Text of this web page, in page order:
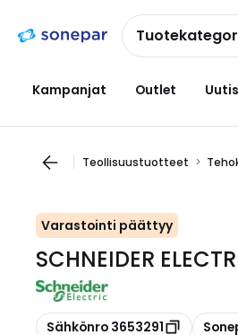
navigointiinsisältöön
Kampanjat Outlet
Teollisuustuotteet
Varastointi päättyy
SCHNEIDER
Kopioi
Sähkönro 3653291 Kopioi